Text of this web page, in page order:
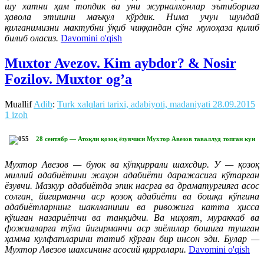
шу хатни ҳам топдик ва уни журналхонлар эътиборига
ҳавола этишни маъқул кўрдик. Нима учун шундай
қилганимизни мактубни ўқиб чиққандан сўнг мулоҳаза қилиб
билиб оласиз. Davomini o'qish
Muxtor Avezov. Kim aybdor? & Nosir
Fozilov. Muxtor og’a
MuallifAdib: Turk xalqlari tarixi, adabiyoti, madaniyati 28.09.2015
1 izoh
28 сентябр — Атоқли қозоқ ёзувчиси Мухтор Авезов таваллуд топган кун
Мухтор Авезов — буюк ва кўпқиррали шахсдир. У — қозоқ
миллий адабиётини жаҳон адабиёти даражасига кўтарган
ёзувчи. Мазкур адабиётда эпик насрга ва драматургияга асос
солган, йигирманчи аср қозоқ адабиёти ва бошқа кўпгина
адабиётларнинг шаклланиши ва ривожига катта ҳисса
қўшган назариётчи ва танқидчи. Ва ниҳоят, мураккаб ва
фожиаларга тўла йигирманчи аср зиёлилар бошига тушган
ҳамма кулфатларини татиб кўрган бир инсон эди. Булар —
Мухтор Авезов шахсининг асосий қирралари. Davomini o'qish